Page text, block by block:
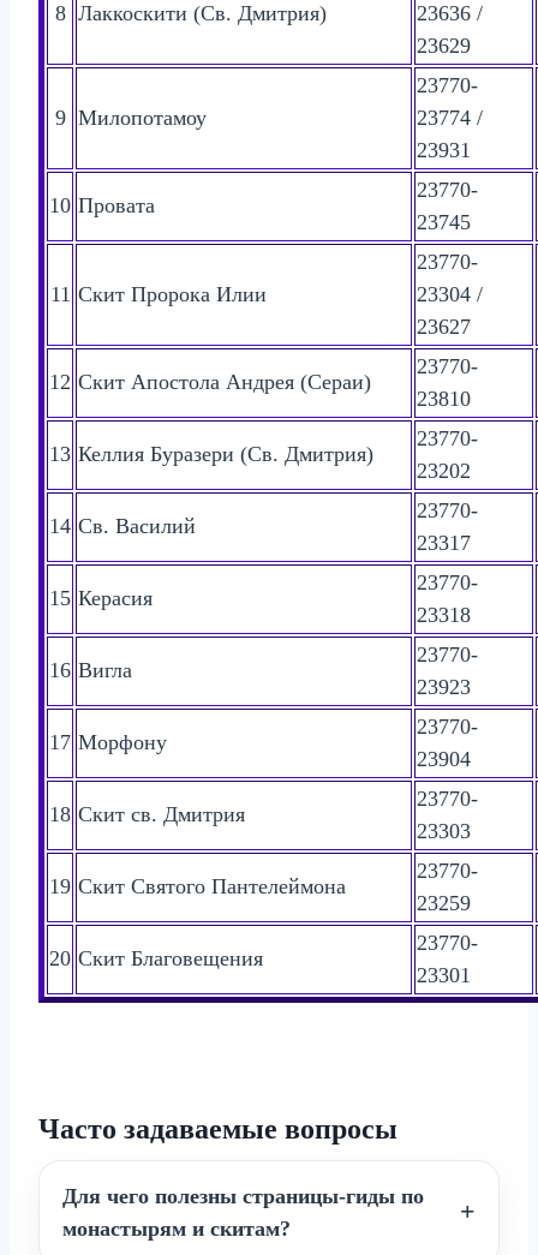
8 Лаккоскити (Св. Дмитрия)
23636 /
23629
9 Милопотамоу
23770-
23774 /
23931
10 Провата
23770-
23745
11 Скит Пророка Илии
23770-
23304 /
23627
12 Скит Апостола Андрея (Сераи)
23770-
23810
13 Келлия Буразери (Св. Дмитрия)
23770-
23202
14 Св. Василий
23770-
23317
15 Керасия
23770-
23318
16 Вигла
23770-
23923
17 Морфону
23770-
23904
18 Скит св. Дмитрия
23770-
23303
19 Скит Святого Пантелеймона
23770-
23259
20 Скит Благовещения
23770-
23301
Часто задаваемые вопросы
Для чего полезны страницы-гиды по
монастырям и скитам?